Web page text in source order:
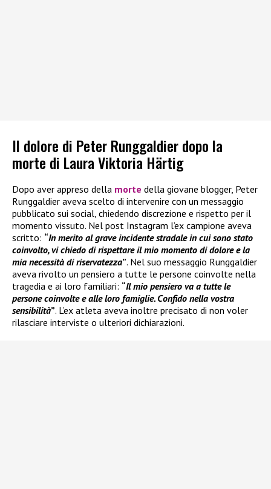
Il dolore di Peter Runggaldier dopo la
morte di Laura Viktoria Härtig
Dopo aver appreso della morte della giovane blogger, Peter
Runggaldier aveva scelto di intervenire con un messaggio
pubblicato sui social, chiedendo discrezione e rispetto per il
momento vissuto. Nel post Instagram l’ex campione aveva
scritto: “In merito al grave incidente stradale in cui sono stato
coinvolto, vi chiedo di rispettare il mio momento di dolore e la
mia necessità di riservatezza”. Nel suo messaggio Runggaldier
aveva rivolto un pensiero a tutte le persone coinvolte nella
tragedia e ai loro familiari: “Il mio pensiero va a tutte le
persone coinvolte e alle loro famiglie. Confido nella vostra
sensibilità”. L’ex atleta aveva inoltre precisato di non voler
rilasciare interviste o ulteriori dichiarazioni.